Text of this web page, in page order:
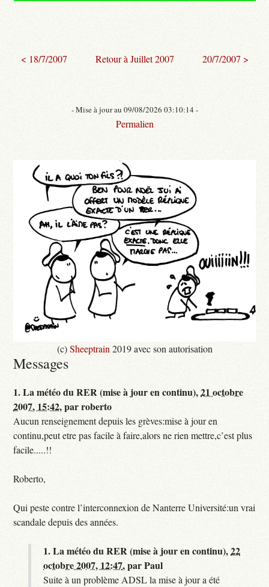
< 18/7/2007 Retour à Juillet 2007 20/7/2007 >
- Mise à jour au 09/08/2026 03:10:14 -
Permalien
(c)Sheeptrain 2019 avec son autorisation
Messages
1.La météo du RER (mise à jour en continu),21 octobre
2007, 15:42,parroberto
Aucun renseignement depuis les grèves:mise à jour en
continu,peut etre pas facile à faire,alors ne rien mettre,c’est plus
facile.....!!
Roberto,
Qui peste contre l’interconnexion de Nanterre Université:un vrai
scandale depuis des années.
1.La météo du RER (mise à jour en continu),22
octobre 2007, 12:47,parPaul
Suite à un problème ADSL la mise à jour a été